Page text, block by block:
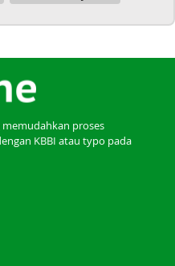
memudahkan proses
KBBI atau typo pada